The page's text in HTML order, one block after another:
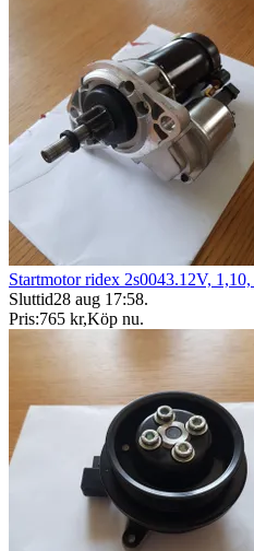
Startmotor ridex 2s0043.12V,
Sluttid28 aug 17:58.
Pris:765 kr,Köp nu.